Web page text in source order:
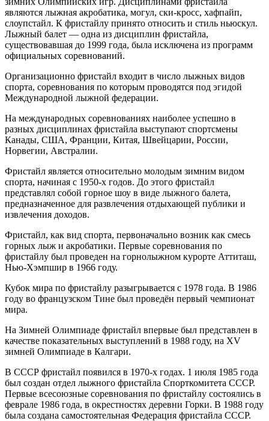
являются лыжная акробатика, могул, ски-кросс, хафпайп,
слоупстайл. К фристайлу принято относить и стиль ньюскул.
Лыжный балет — одна из дисциплин фристайла,
существовавшая до 1999 года, была исключена из программ
официальных соревнований.
Организационно фристайл входит в число лыжных видов
спорта, соревнования по которым проводятся под эгидой
Международной лыжной федерации.
На международных соревнованиях наиболее успешно в
разных дисциплинах фристайла выступают спортсмены
Канады, США, Франции, Китая, Швейцарии, России,
Норвегии, Австралии.
Фристайл является относительно молодым зимним видом
спорта, начиная с 1950-х годов. До этого фристайл
представлял собой горное шоу в виде лыжного балета,
предназначенное для развлечения отдыхающей публики и
извлечения доходов.
Фристайл, как вид спорта, первоначально возник как смесь
горных лыж и акробатики. Первые соревнования по
фристайлу был проведен на горнолыжном курорте Аттиташ,
Нью-Хэмпшир в 1966 году.
Кубок мира по фристайлу разыгрывается с 1978 года. В 1986
году во французском Тине был проведён первый чемпионат
мира.
На Зимней Олимпиаде фристайл впервые был представлен в
качестве показательных выступлений в 1988 году, на XV
зимней Олимпиаде в Калгари.
В СССР фристайл появился в 1970-х годах. 1 июля 1985 года
был создан отдел лыжного фристайла Спорткомитета СССР.
Первые всесоюзные соревнования по фристайлу состоялись в
феврале 1986 года, в окрестностях деревни Горки. В 1988 году
была создана самостоятельная Федерация фристайла СССР.